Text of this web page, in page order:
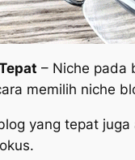
– Niche pada
memilih niche
yang tepat